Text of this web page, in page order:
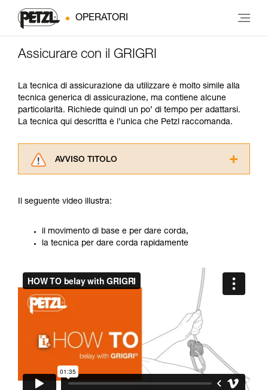
OPERATORI
Assicurare con il GRIGRI
La tecnica di assicurazione da utilizzare è molto simile alla
tecnica generica di assicurazione, ma contiene alcune
particolarità. Richiede quindi un po’ di tempo per adattarsi.
La tecnica qui descritta è l’unica che Petzl raccomanda.
AVVISO TITOLO
consultarlo. Dovete aver compreso le
capire queste ulteriori informazioni.
La padronanza di queste tecniche richiede una
capacità di rifare la manovra, da soli, in piena
sicurezza, prima di riprodurla autonomamente.
Forniamo esempi di tecniche relative alla vostra
attività. Ne possono esistere altre che non
Il seguente video illustra:
il movimento di base e per dare corda,
la tecnica per dare corda rapidamente